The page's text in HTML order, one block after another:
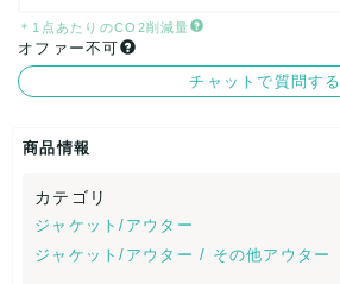
＊1点あたりのCO2削減量
オファー不可
チャットで質問する
商品情報
カテゴリ
ジャケット/アウター
ジャケット/アウター / その他アウター